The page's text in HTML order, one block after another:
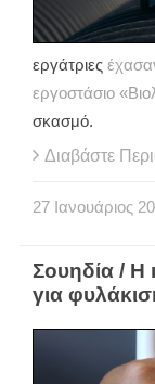
εργάτριες
εργοστάσιο
σκασμό.
Διαβάστε
27 Ιανουάριος
Σουηδία / Η
για